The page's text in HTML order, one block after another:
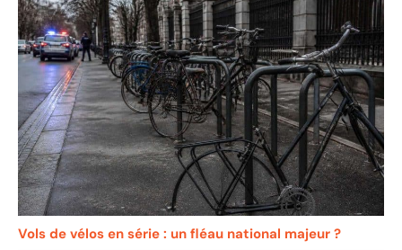
Vols de vélos en série : un fléau national majeur ?